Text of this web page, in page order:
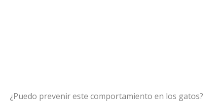
¿Puedo prevenir este comportamiento en los gatos?